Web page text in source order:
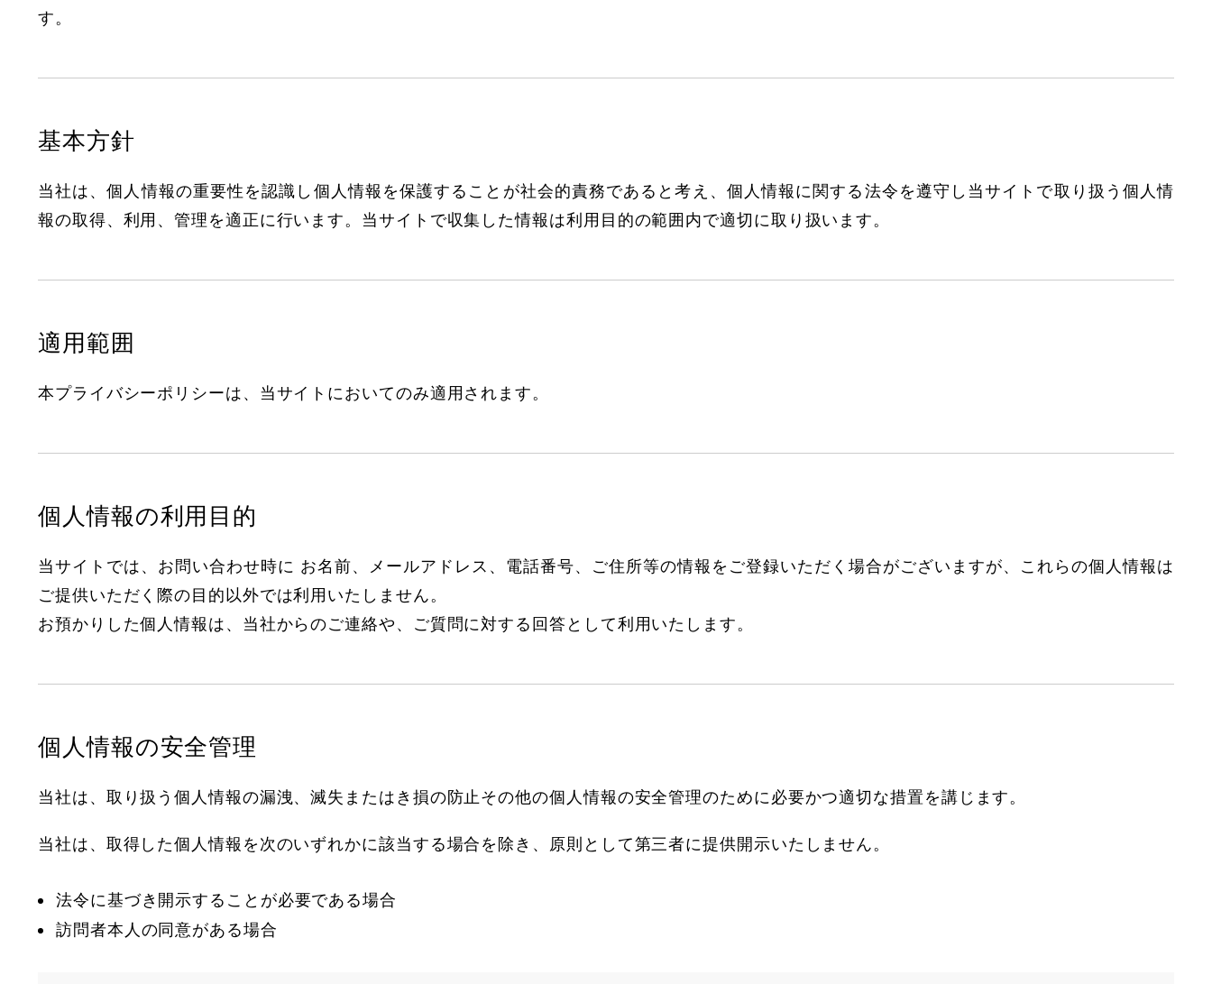
す。
基本方針
当社は、個人情報の重要性を認識し個人情報を保護することが社会的責務であると考え、個人情報に関する法令を遵守し当サイトで取り扱う個人情
報の取得、利用、管理を適正に行います。当サイトで収集した情報は利用目的の範囲内で適切に取り扱います。
適用範囲
本プライバシーポリシーは、当サイトにおいてのみ適用されます。
個人情報の利用目的
当サイトでは、お問い合わせ時に お名前、メールアドレス、電話番号、ご住所等の情報をご登録いただく場合がございますが、これらの個人情報は
ご提供いただく際の目的以外では利用いたしません。
お預かりした個人情報は、当社からのご連絡や、ご質問に対する回答として利用いたします。
個人情報の安全管理
当社は、取り扱う個人情報の漏洩、滅失またはき損の防止その他の個人情報の安全管理のために必要かつ適切な措置を講じます。
当社は、取得した個人情報を次のいずれかに該当する場合を除き、原則として第三者に提供開示いたしません。
法令に基づき開示することが必要である場合
訪問者本人の同意がある場合